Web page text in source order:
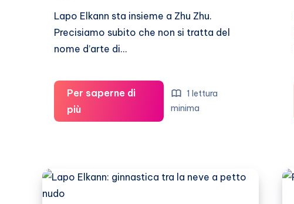
Lapo Elkann sta insieme a Zhu Zhu.
Precisiamo subito che non si tratta del
nome d’arte di…
Per saperne di
piùLapo
Elkann:
fiamma
1 lettura
minima